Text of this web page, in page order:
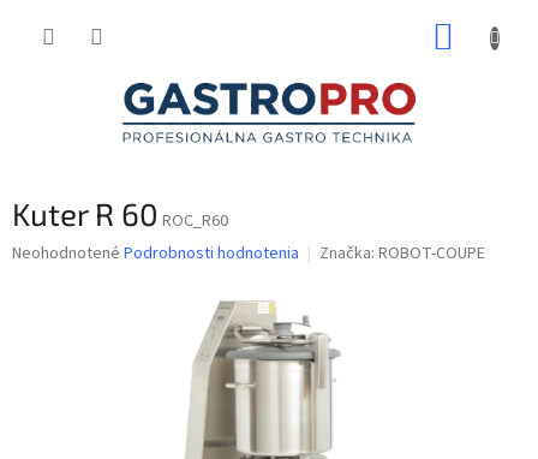
Kuter R 60 ROC_R60
Priemerné
Neohodnotené Podrobnosti hodnotenia Značka: ROBOT-COUPE